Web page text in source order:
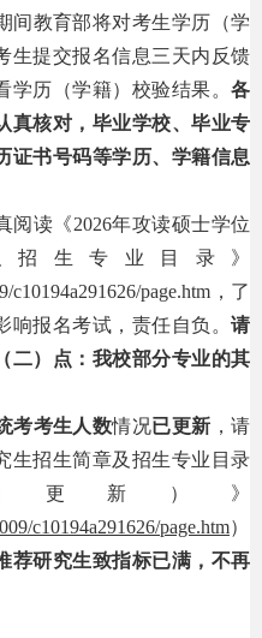
间教育部将对考生学历（学
生提交报名信息三天内反馈
历（学籍）校验结果。 各
真核对，毕业学校、毕业专
证书号码等学历、学籍信息
阅读《2026年攻读硕士学位
生专业目录》
c10194a291626/page.htm，了
报名考试，责任自负。 请
二）点：我校部分专业的其
考考生人数情况已更新 ，请
生招生简章及招生专业目录
更新）》
c10194a291626/page.htm）
荐研究生致指标已满，不再